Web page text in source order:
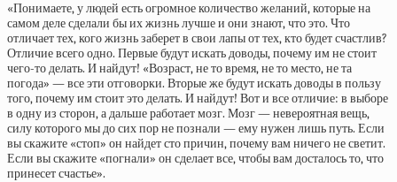
«Понимаете, у людей есть огромное количество желаний, которые на
самом деле сделали бы их жизнь лучше и они знают, что это. Что
отличает тех, кого жизнь заберет в свои лапы от тех, кто будет счастлив?
Отличие всего одно. Первые будут искать доводы, почему им не стоит
чего-то делать. И найдут! «Возраст, не то время, не то место, не та
погода» — все эти отговорки. Вторые же будут искать доводы в пользу
того, почему им стоит это делать. И найдут! Вот и все отличие: в выборе
в одну из сторон, а дальше работает мозг. Мозг — невероятная вещь,
силу которого мы до сих пор не познали — ему нужен лишь путь. Если
вы скажите «стоп» он найдет сто причин, почему вам ничего не светит.
Если вы скажите «погнали» он сделает все, чтобы вам досталось то, что
принесет счастье».